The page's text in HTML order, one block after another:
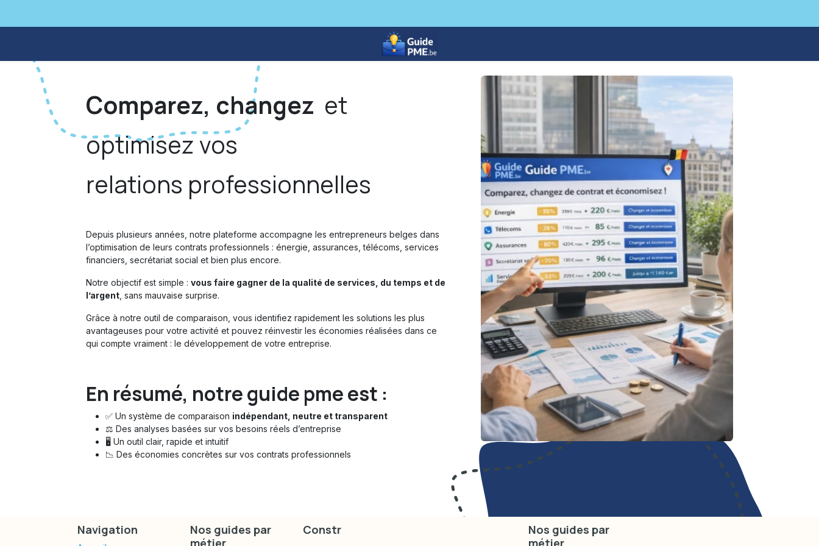
Comparez, changez et
optimisez vos
relations professionnelles
Depuis plusieurs années, notre plateforme accompagne les entrepreneurs belges dans
l’optimisation de leurs contrats professionnels : énergie, assurances, télécoms, services
financiers, secrétariat social et bien plus encore.
Notre objectif est simple : vous faire gagner de la qualité de services , du temps et de
l’argent , sans mauvaise surprise.
Grâce à notre outil de comparaison, vous identifiez rapidement les solutions les plus
avantageuses pour votre activité et pouvez réinvestir les économies réalisées dans ce
qui compte vraiment : le développement de votre entreprise.
En résumé, notreguide pmeest :
✅ Un système de comparaison indépendant, neutre et transparent
⚖️ Des analyses basées sur vos besoins réels d’entreprise
🖥️ Un outil clair, rapide et intuitif
📉 Des économies concrètes sur vos contrats professionnels
Navigation
Nos guides par
Constr
Nos guides par